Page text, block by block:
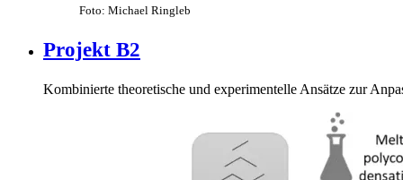
Foto: Michael Ringleb
Projekt B2
Kombinierte theoretische und experimentelle Ansätze zur